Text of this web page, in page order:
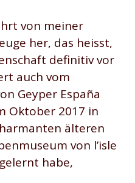
von meiner
her, das heisst,
definitiv vor
auch vom
Geyper España
Oktober 2017 in
älteren
von l’isle
habe,